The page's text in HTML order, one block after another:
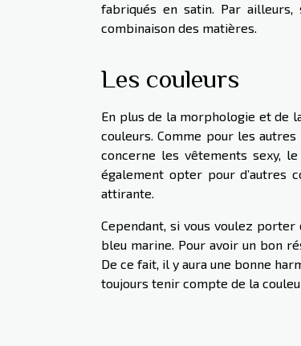
fabriqués en satin. Par
combinaison des matières.
Les couleurs
En plus de la morphologie et de
couleurs. Comme pour les
concerne les vêtements sexy,
également opter pour d’autres
attirante.
Cependant, si vous voulez
bleu marine. Pour avoir un bon
De ce fait, il y aura une bonne
toujours tenir compte de la